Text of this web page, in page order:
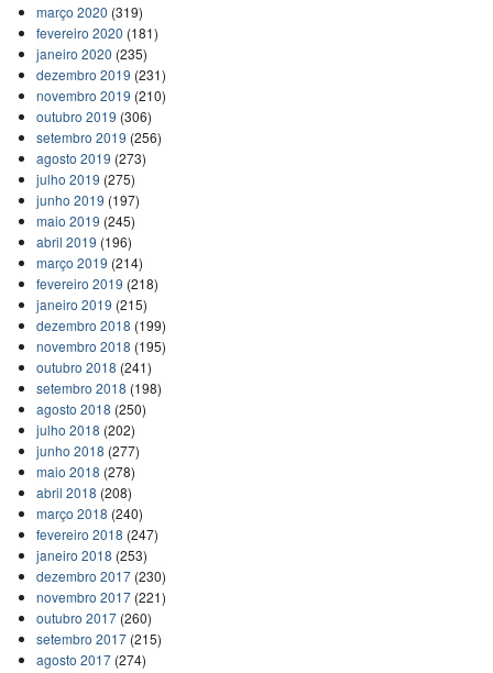
março 2020 (319)
fevereiro 2020 (181)
janeiro 2020 (235)
dezembro 2019 (231)
novembro 2019 (210)
outubro 2019 (306)
setembro 2019 (256)
agosto 2019 (273)
julho 2019 (275)
junho 2019 (197)
maio 2019 (245)
abril 2019 (196)
março 2019 (214)
fevereiro 2019 (218)
janeiro 2019 (215)
dezembro 2018 (199)
novembro 2018 (195)
outubro 2018 (241)
setembro 2018 (198)
agosto 2018 (250)
julho 2018 (202)
junho 2018 (277)
maio 2018 (278)
abril 2018 (208)
março 2018 (240)
fevereiro 2018 (247)
janeiro 2018 (253)
dezembro 2017(230)
novembro 2017(221)
outubro 2017(260)
setembro 2017(215)
agosto 2017(274)